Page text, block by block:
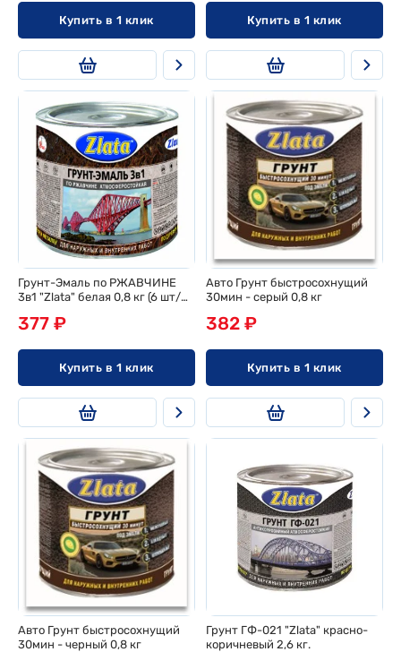
Купить в 1 клик Купить в 1 клик
Грунт-Эмаль по РЖАВЧИНЕ
3в1 "Zlata" белая 0,8 кг (6 шт/
377 ₽
Купить в 1 клик
Авто Грунт быстросохнущий
30мин - серый 0,8 кг
382 ₽
Купить в 1 клик
Авто Грунт быстросохнущий
30мин - черный 0,8 кг
Грунт ГФ-021 "Zlata" красно-
коричневый 2,6 кг.